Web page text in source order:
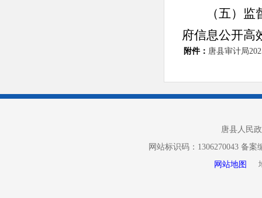
（五）
府信息公开高
监督检查，发
附件： 唐县审计局
唐县人民
网站标识码：1306270043 备案
网站地图
地